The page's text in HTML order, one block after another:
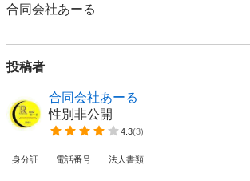
合同会社あーる
投稿者
合同会社あーる
性別非公開
4.3(3)
身分証 電話番号 法人書類